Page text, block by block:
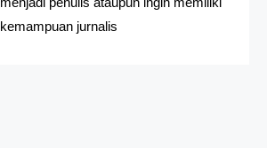
kemampuan jurnalis